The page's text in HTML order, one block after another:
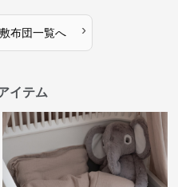
布団一覧へ ›
イテム